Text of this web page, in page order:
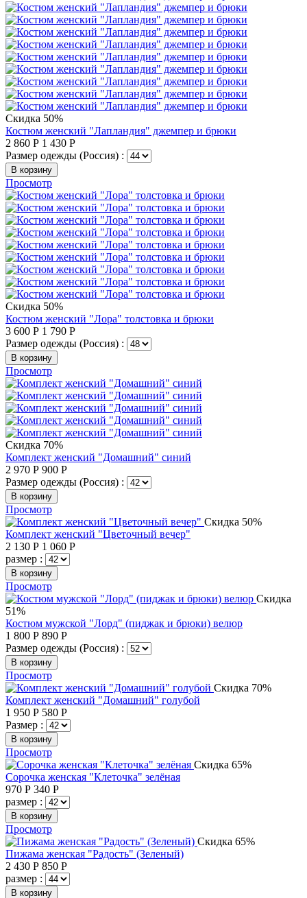
Скидка 50%
Костюм женский "Лапландия" джемпер и брюки
2 860 Р 1 430 Р
Размер одежды (Россия) :
В корзину
Просмотр
Скидка 50%
Костюм женский "Лора" толстовка и брюки
3 600 Р 1 790 Р
Размер одежды (Россия) :
В корзину
Просмотр
Скидка 70%
Комплект женский "Домашний" синий
2 970 Р 900 Р
Размер одежды (Россия) :
В корзину
Просмотр
Скидка 50%
Комплект женский "Цветочный вечер"
2 130 Р 1 060 Р
размер :
В корзину
Просмотр
Скидка
51%
Костюм мужской "Лорд" (пиджак и брюки) велюр
1 800 Р 890 Р
Размер одежды (Россия) :
В корзину
Просмотр
Скидка 70%
Комплект женский "Домашний" голубой
1 950 Р 580 Р
Размер :
В корзину
Просмотр
Скидка 65%
Сорочка женская "Клеточка" зелёная
970 Р 340 Р
размер :
В корзину
Просмотр
Скидка 65%
Пижама женская "Радость" (Зеленый)
2 430 Р 850 Р
размер :
В корзину